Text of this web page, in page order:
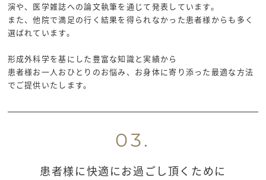
演や、医学雑誌への論文執筆を通じて発表しています。
また、他院で満足の行く結果を得られなかった患者様からも多く
選ばれています。
形成外科学を基にした豊富な知識と実績から
患者様お一人おひとりのお悩み、お身体に寄り添った最適な方法
でご提供いたします。
03.
患者様に快適にお過ごし頂くために